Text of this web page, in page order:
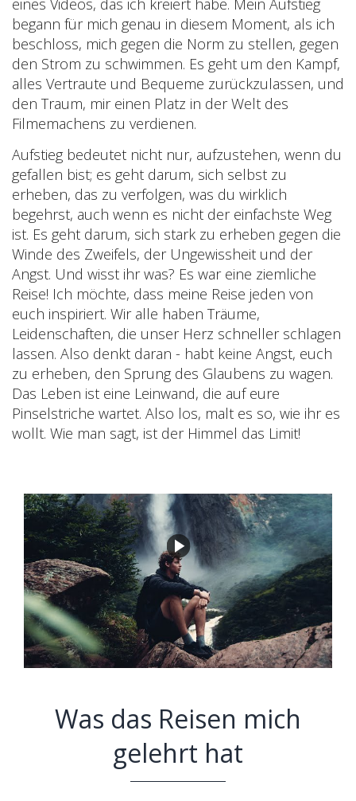
eines Videos, das ich kreiert habe. Mein Aufstieg
begann für mich genau in diesem Moment, als ich
beschloss, mich gegen die Norm zu stellen, gegen
den Strom zu schwimmen. Es geht um den Kampf,
alles Vertraute und Bequeme zurückzulassen, und
den Traum, mir einen Platz in der Welt des
Filmemachens zu verdienen.
Aufstieg bedeutet nicht nur, aufzustehen, wenn du
gefallen bist; es geht darum, sich selbst zu
erheben, das zu verfolgen, was du wirklich
begehrst, auch wenn es nicht der einfachste Weg
ist. Es geht darum, sich stark zu erheben gegen die
Winde des Zweifels, der Ungewissheit und der
Angst. Und wisst ihr was? Es war eine ziemliche
Reise! Ich möchte, dass meine Reise jeden von
euch inspiriert. Wir alle haben Träume,
Leidenschaften, die unser Herz schneller schlagen
lassen. Also denkt daran - habt keine Angst, euch
zu erheben, den Sprung des Glaubens zu wagen.
Das Leben ist eine Leinwand, die auf eure
Pinselstriche wartet. Also los, malt es so, wie ihr es
wollt. Wie man sagt, ist der Himmel das Limit!
Was das Reisen mich
gelehrt hat